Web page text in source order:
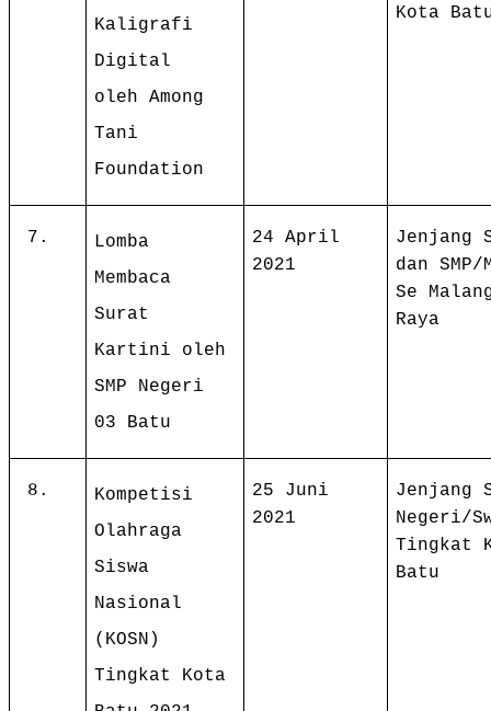
Kaligrafi
Digital
oleh Among
Tani
Foundation
Kota
7.
Lomba
Membaca
Surat
Kartini oleh
SMP Negeri
03 Batu
24 April
2021
Jenjang
dan SMP/
Se
Raya
8.
Kompetisi
Olahraga
Siswa
Nasional
(KOSN)
Tingkat Kota
25 Juni
2021
Jenjang
Negeri/
Tingkat
Batu